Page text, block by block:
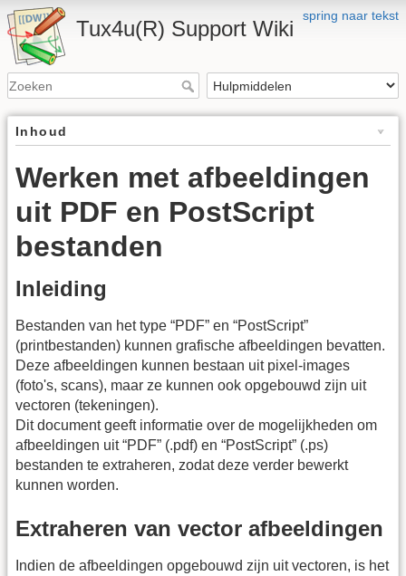
spring naar tekst
Tux4u(R) Support Wiki
Inhoud
Werken met afbeeldingen
uit PDF en PostScript
bestanden
Inleiding
Bestanden van het type “PDF” en “PostScript”
(printbestanden) kunnen grafische afbeeldingen bevatten.
Deze afbeeldingen kunnen bestaan uit pixel-images
(foto's, scans), maar ze kunnen ook opgebouwd zijn uit
vectoren (tekeningen).
Dit document geeft informatie over de mogelijkheden om
afbeeldingen uit “PDF” (.pdf) en “PostScript” (.ps)
bestanden te extraheren, zodat deze verder bewerkt
kunnen worden.
Extraheren van vector afbeeldingen
Indien de afbeeldingen opgebouwd zijn uit vectoren, is het